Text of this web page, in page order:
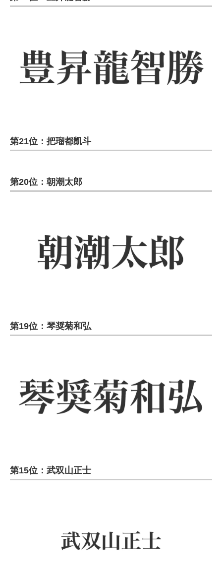
第21位：把瑠都凱斗
第20位：朝潮太郎
第19位：琴奨菊和弘
第15位：武双山正士